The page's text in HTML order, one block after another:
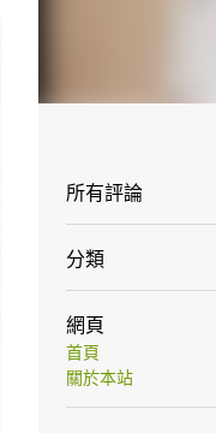
所有評論
分類
網頁
首頁
關於本站